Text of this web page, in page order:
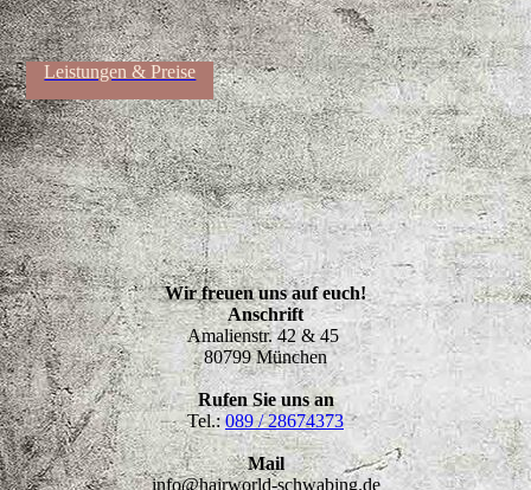
Friseur
Leistungen & Preise
Wir freuen uns auf euch!
Anschrift
Amalienstr. 42 & 45
80799 München
Rufen Sie uns an
Tel.:089 / 28674373
Mail
info@hairworld-schwabing.de